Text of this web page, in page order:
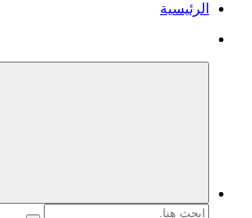
الرئيسية
البحث